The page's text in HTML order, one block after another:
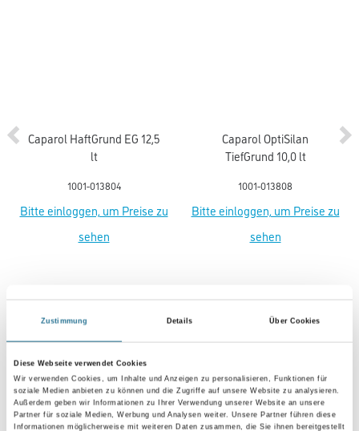
Zustimmung Details Über Cookies
Diese Webseite verwendet Cookies
Wir verwenden Cookies, um Inhalte und Anzeigen zu personalisieren, Funktionen für
soziale Medien anbieten zu können und die Zugriffe auf unsere Website zu analysieren.
Außerdem geben wir Informationen zu Ihrer Verwendung unserer Website an unsere
Partner für soziale Medien, Werbung und Analysen weiter. Unsere Partner führen diese
Informationen möglicherweise mit weiteren Daten zusammen, die Sie ihnen bereitgestellt
Caparol HaftGrund EG 12,5
lt
1001-013804
Bitte einloggen, um Preise zu
sehen
Caparol OptiSilan
TiefGrund 10,0 lt
1001-013808
Bitte einloggen, um Preise zu
sehen
PRODUKTEIGENSCHAFTEN
Produkteigenschaft
- Konservierungsmittelfrei
- Wasserverdünnbar, ressourcenschonend
- Geruchsarm und emissionsminimiert